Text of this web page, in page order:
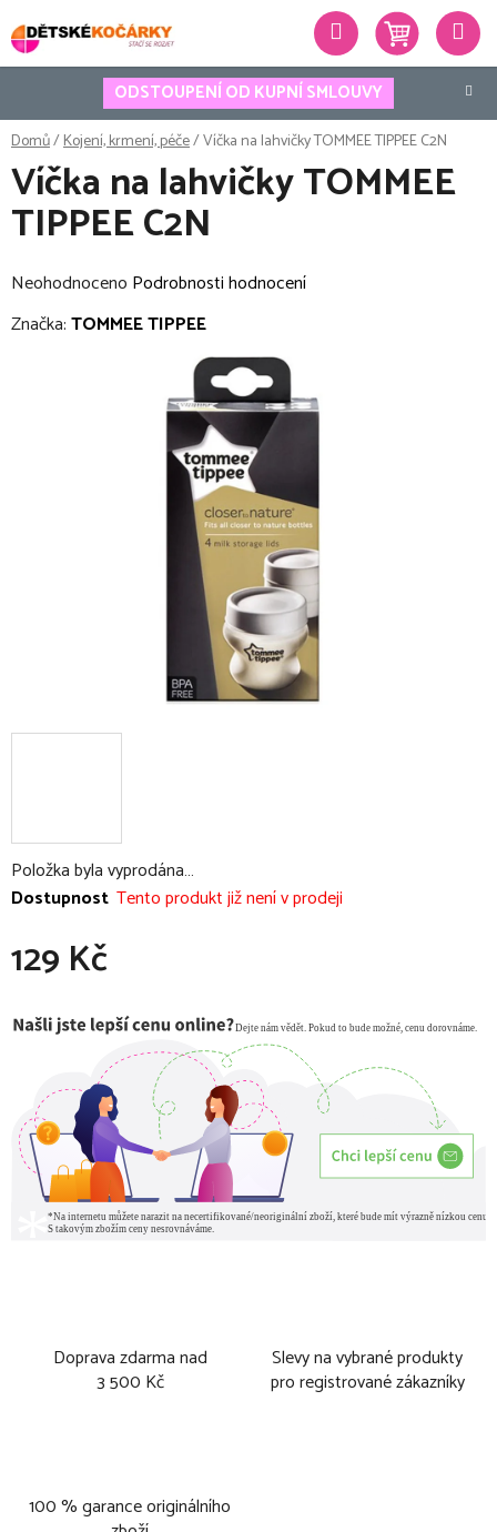
na
obsah
ODSTOUPENÍ OD KUPNÍ SMLOUVY
Hledat
Domů/Kojení, krmení, péče/Víčka na lahvičky TOMMEE TIPPEE C2N
Položka byla vyprodána…
Dostupnost Tento produkt již není v prodeji
129 Kč
Doprava zdarma nad
3 500 Kč
Slevy na vybrané produkty
pro registrované zákazníky
100 % garance originálního
Víčka na lahvičky TOMMEE
TIPPEE C2N
Průměrné
hodnocení
Neohodnoceno Podrobnosti hodnocení
Značka:TOMMEE TIPPEE